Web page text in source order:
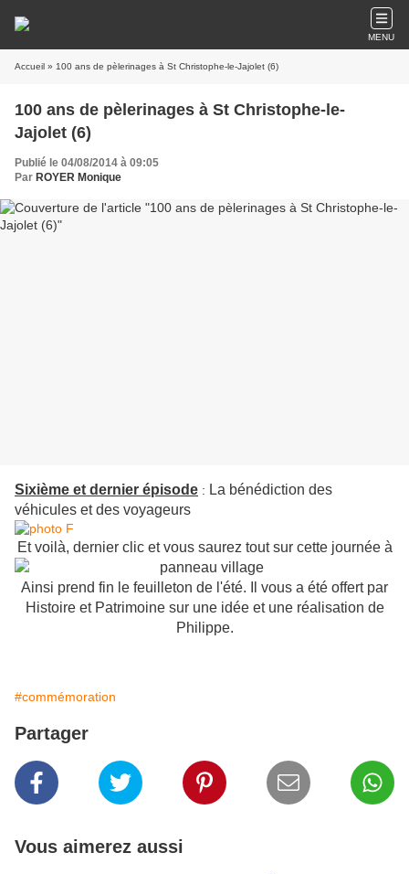
MENU
Accueil » 100 ans de pèlerinages à St Christophe-le-Jajolet (6)
100 ans de pèlerinages à St Christophe-le-
Jajolet (6)
Publié le 04/08/2014 à 09:05
Par ROYER Monique
Sixième et dernier épisode : La bénédiction des
véhicules et des voyageurs
Et voilà, dernier clic et vous saurez tout sur cette journée à
Ainsi prend fin le feuilleton de l'été. Il vous a été offert par
Histoire et Patrimoine sur une idée et une réalisation de
Philippe.
#commémoration
Partager
Vous aimerez aussi